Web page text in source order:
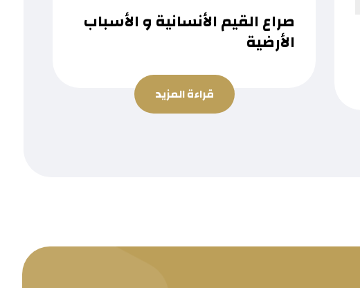
صراع القيم الأنسانية و الأسباب
الأرضية
قراءة المزيد